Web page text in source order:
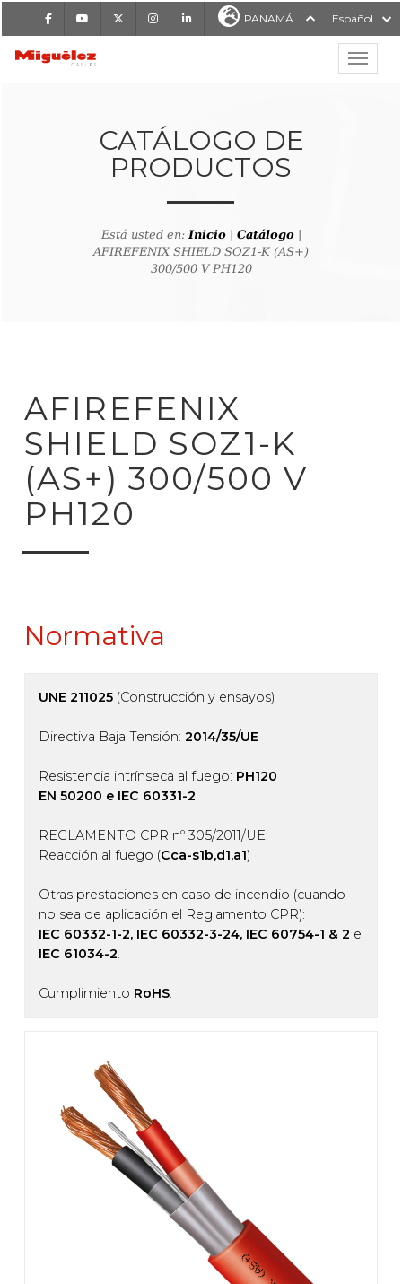
FacebookYoutube InstagramLinkedIn PANAMÁ Español
MIGUÉLEZ CABLES
CATÁLOGO DE
PRODUCTOS
Está usted en:Inicio| Catálogo|
AFIREFENIX SHIELD SOZ1-K (AS+)
300/500 V PH120
al buscador de
AFIREFENIX
SHIELD SOZ1-K
(AS+) 300/500 V
PH120
Normativa
UNE 211025 (Construcción y ensayos)
Directiva Baja Tensión: 2014/35/UE
Resistencia intrínseca al fuego: PH120
EN 50200 e IEC 60331-2
REGLAMENTO CPR nº 305/2011/UE:
Reacción al fuego (Cca-s1b,d1,a1)
Otras prestaciones en caso de incendio (cuando
no sea de aplicación el Reglamento CPR):
IEC 60332-1-2, IEC 60332-3-24, IEC 60754-1 & 2 e
IEC 61034-2.
Cumplimiento RoHS.